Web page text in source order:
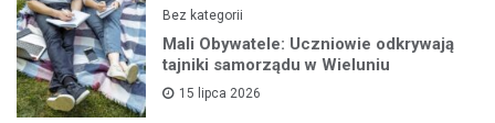
Bez kategorii
Mali Obywatele: Uczniowie odkrywają
tajniki samorządu w Wieluniu
15 lipca 2026